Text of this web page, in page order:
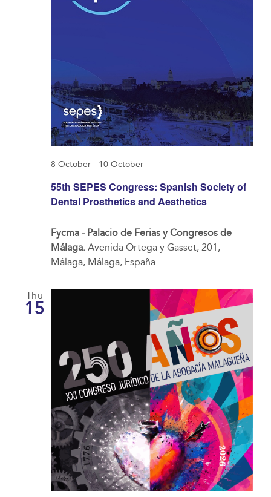
55th SEPES Congress: Spanish Society of
Dental Prosthetics and Aesthetics
8 October- 10 October
Fycma - Palacio de Ferias y Congresos de
Málaga. Avenida Ortega y Gasset, 201,
Málaga, Málaga, España
Thu
15